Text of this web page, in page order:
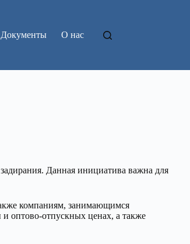
Документы О нас
Данная инициатива важна для
компаниям, занимающимся
оптово-отпускных ценах, а также